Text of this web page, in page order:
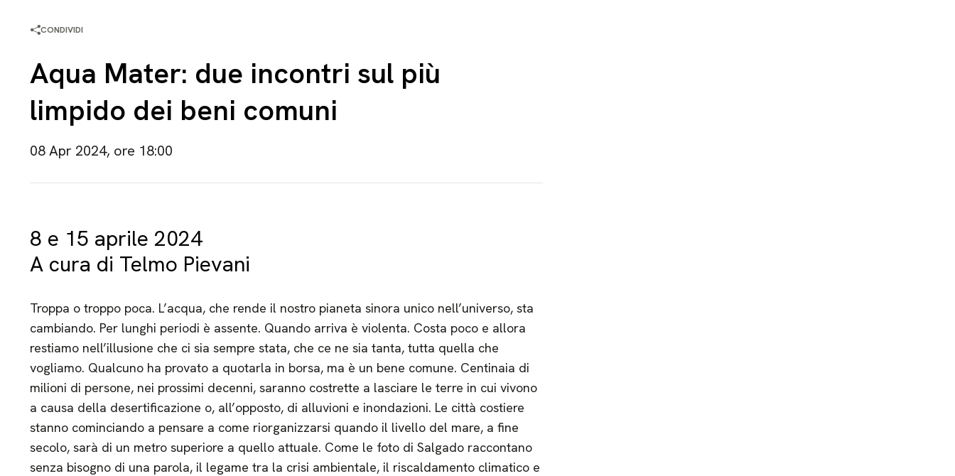
CONDIVIDI
Aqua Mater: due incontri sul più
limpido dei beni comuni
08 Apr 2024, ore 18:00
8 e 15 aprile 2024
A cura di Telmo Pievani
Troppa o troppo poca. L’acqua, che rende il nostro pianeta sinora unico nell’universo, sta
cambiando. Per lunghi periodi è assente. Quando arriva è violenta. Costa poco e allora
restiamo nell’illusione che ci sia sempre stata, che ce ne sia tanta, tutta quella che
vogliamo. Qualcuno ha provato a quotarla in borsa, ma è un bene comune. Centinaia di
milioni di persone, nei prossimi decenni, saranno costrette a lasciare le terre in cui vivono
a causa della desertificazione o, all’opposto, di alluvioni e inondazioni. Le città costiere
stanno cominciando a pensare a come riorganizzarsi quando il livello del mare, a fine
secolo, sarà di un metro superiore a quello attuale. Come le foto di Salgado raccontano
senza bisogno di una parola, il legame tra la crisi ambientale, il riscaldamento climatico e